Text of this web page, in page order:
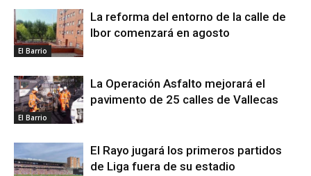
El Barrio
La reforma del entorno de la calle de
Ibor comenzará en agosto
El Barrio
La Operación Asfalto mejorará el
pavimento de 25 calles de Vallecas
El Rayo jugará los primeros partidos
de Liga fuera de su estadio